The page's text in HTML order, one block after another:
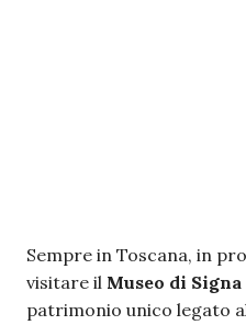
Sempre in Toscana, in
visitare il Museo di Signa
patrimonio unico legato